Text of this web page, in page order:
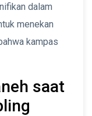
dalam
menekan
kampas
saat